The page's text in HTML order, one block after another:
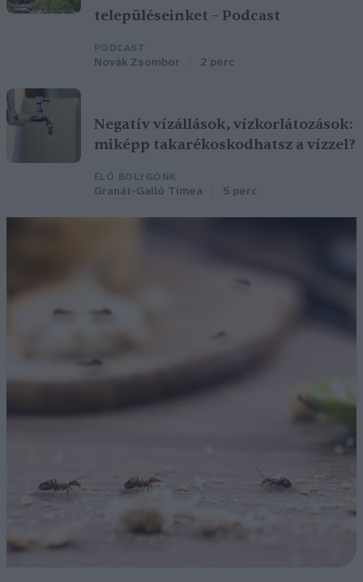
településeinket – Podcast
PODCAST
Novák Zsombor 2 perc
Negatív vízállások, vízkorlátozások:
miképp takarékoskodhatsz a vízzel?
ÉLŐ BOLYGÓNK
Granát-Galló Tímea 5 perc